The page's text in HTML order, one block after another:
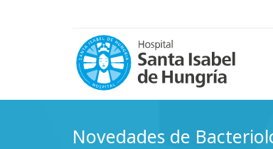
Novedades de